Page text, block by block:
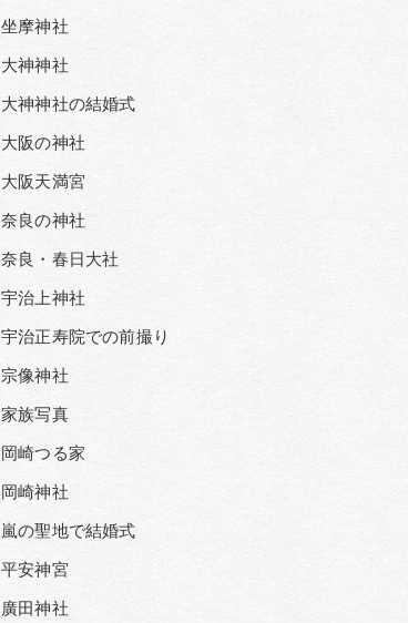
坐摩神社
大神神社
大神神社の結婚式
大阪の神社
大阪天満宮
奈良の神社
奈良・春日大社
宇治上神社
宇治正寿院での前撮り
宗像神社
家族写真
岡崎つる家
岡崎神社
嵐の聖地で結婚式
平安神宮
廣田神社